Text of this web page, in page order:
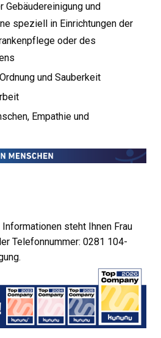
Gebäudereinigung und
speziell in Einrichtungen der
oder des
und Sauberkeit
Empathie und
steht Ihnen Frau
Telefonnummer: 0281 104-